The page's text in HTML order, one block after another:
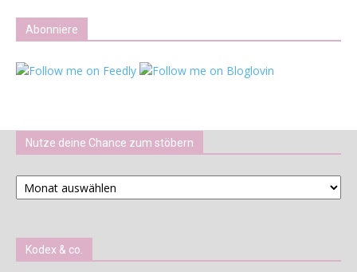
Abonniere
Nutze deine Chance zum stöbern
Nutze
deine
stöbern
Kodex & co.